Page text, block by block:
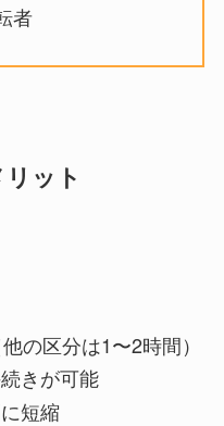
者
ット
の区分は1〜2時間）
きが可能
短縮